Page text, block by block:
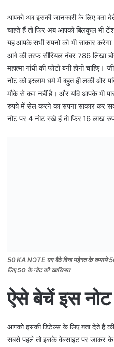
आपको अब इसकी जानकारी के लिए बता
चाहते हैं तो फिर अब आपको बिलकुल भी
यह आपके सभी सपनो को भी साकार
आगे की तरफ सीरियल नंबर 786 लिखा
महात्मा गांधी की फोटो बनी होनी
नोट को इस्लाम धर्म में बहुत ही लकी और
मौके से कम नहीं है। और यदि आपके भी
रुपये में सेल करने का सपना साकार
नोट पर 4 नोट रखे हैं तो फिर 16 लाख
50 KA NOTE घर बैठे बिना महेनत के कमाये
लिए 50 के नोट की खासियत
ऐसे बेचें इस
आपको इसकी डिटेल्स के लिए बता देते है
सबसे पहले तो इसके वेबसाइट पर जाकर के